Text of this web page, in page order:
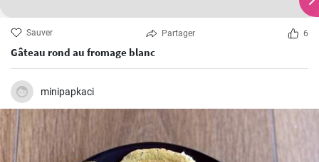
Sauver Partager 6
Gâteau rond au fromage blanc
minipapkaci